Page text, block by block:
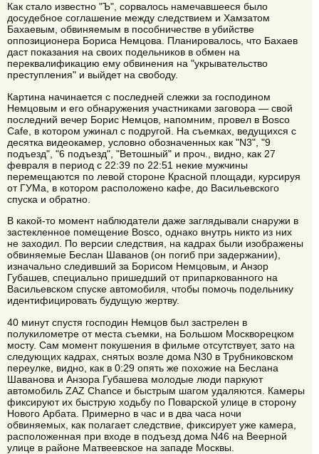
Как стало известно "Ъ", сорвалось намечавшееся было
досудебное соглашение между следствием и Хамзатом
Бахаевым, обвиняемым в пособничестве в убийстве
оппозиционера Бориса Немцова. Планировалось, что Бахаев
даст показания на своих подельников в обмен на
переквалификацию ему обвинения на "укрывательство
преступления" и выйдет на свободу.
Картина начинается с последней слежки за господином
Немцовым и его обнаружения участниками заговора — свой
последний вечер Борис Немцов, напомним, провел в Bosco
Cafe, в котором ужинал с подругой. На съемках, ведущихся с
десятка видеокамер, условно обозначенных как "N3", "9
подъезд", "6 подъезд", "Ветошный" и проч., видно, как 27
февраля в период с 22:39 по 22:51 некие мужчины
перемещаются по левой стороне Красной площади, курсируя
от ГУМа, в котором расположено кафе, до Васильевского
спуска и обратно.
В какой-то момент наблюдатели даже заглядывали снаружи в
застекленное помещение Bosco, однако внутрь никто из них
не заходил. По версии следствия, на кадрах были изображены
обвиняемые Беслан Шаванов (он погиб при задержании),
изначально следивший за Борисом Немцовым, и Анзор
Губашев, специально пришедший от припаркованного на
Васильевском спуске автомобиля, чтобы помочь подельнику
идентифицировать будущую жертву.
40 минут спустя господин Немцов был застрелен в
полукилометре от места съемки, на Большом Москворецком
мосту. Сам момент покушения в фильме отсутствует, зато на
следующих кадрах, снятых возле дома N30 в Трубниковском
переулке, видно, как в 0:29 опять же похожие на Беслана
Шаванова и Анзора Губашева молодые люди паркуют
автомобиль ZAZ Chance и быстрым шагом удаляются. Камеры
фиксируют их быструю ходьбу по Поварской улице в сторону
Нового Арбата. Примерно в час и в два часа ночи
обвиняемых, как полагает следствие, фиксирует уже камера,
расположенная при входе в подъезд дома N46 на Веерной
улице в районе Матвеевское на западе Москвы.